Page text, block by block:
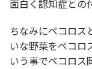
面白く認知症との
ちなみにペコロス
いな野菜をペコロ
いう事でペコロス